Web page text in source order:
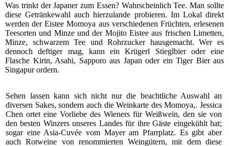
Was trinkt der Japaner zum Essen? Wahrscheinlich Tee. Man sollte
diese Getränkewahl auch hierzulande probieren. Im Lokal direkt
werden der Eistee Momoya aus verschiedenen Früchten, erlesenen
Teesorten und Minze und der Mojito Eistee aus frischen Limetten,
Minze, schwarzem Tee und Rohrzucker hausgemacht. Wer es
dennoch deftiger mag, kann ein Krügerl Stieglbier oder eine
Flasche Kirin, Asahi, Sapporo aus Japan oder ein Tiger Bier aus
Singapur ordern.
Sehen lassen kann sich nicht nur die beachtliche Auswahl an
diversen Sakes, sondern auch die Weinkarte des Momoya,. Jessica
Chen ortet eine Vorliebe des Wieners für Weißwein, den sie von
den besten Winzers unseres Landes für ihre Gäste eingekühlt hat;
sogar eine Asia-Cuvée vom Mayer am Pfarrplatz. Es gibt aber
auch Rotweine von renommierten Weingütern, mit dem diese